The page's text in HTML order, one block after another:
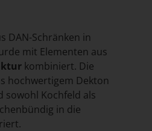
DAN-Schränken in
mit Elementen aus
kombiniert. Die
hochwertigem Dekton
sowohl Kochfeld als
in die